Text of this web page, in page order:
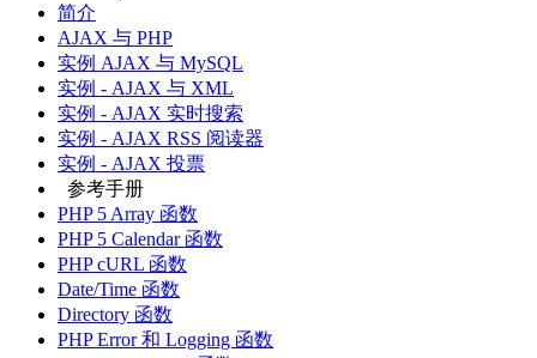
简介
AJAX 与 PHP
实例 AJAX 与 MySQL
实例 - AJAX 与 XML
实例 - AJAX 实时搜索
实例 - AJAX RSS 阅读器
实例 - AJAX 投票
参考手册
PHP 5 Array 函数
PHP 5 Calendar 函数
PHP cURL 函数
Date/Time 函数
Directory 函数
PHP Error 和 Logging 函数